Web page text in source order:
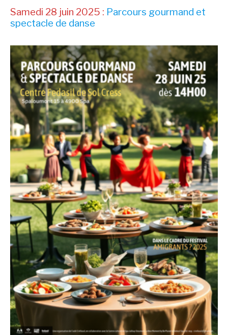
Samedi 28 juin 2025 : Parcours gourmand et
spectacle de danse